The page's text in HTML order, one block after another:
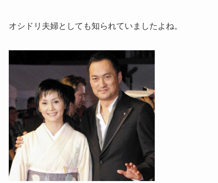
オシドリ夫婦としても知られていましたよね。